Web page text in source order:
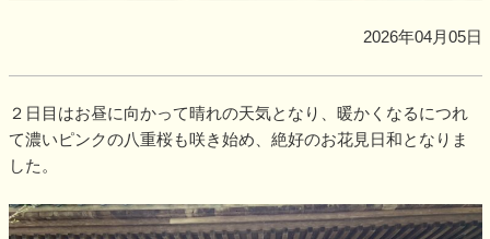
2026年04月05日
２日目はお昼に向かって晴れの天気となり、暖かくなるにつれ
て濃いピンクの八重桜も咲き始め、絶好のお花見日和となりま
した。